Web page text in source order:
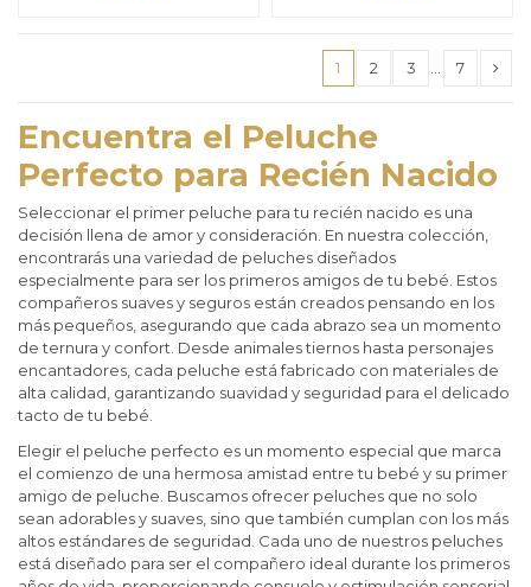
1 2 3 7
Encuentra el Peluche
Perfecto para Recién Nacido
Seleccionar el primer peluche para tu recién nacido es una
decisión llena de amor y consideración. En nuestra colección,
encontrarás una variedad de peluches diseñados
especialmente para ser los primeros amigos de tu bebé. Estos
compañeros suaves y seguros están creados pensando en los
más pequeños, asegurando que cada abrazo sea un momento
de ternura y confort. Desde animales tiernos hasta personajes
encantadores, cada peluche está fabricado con materiales de
alta calidad, garantizando suavidad y seguridad para el delicado
tacto de tu bebé.
Elegir el peluche perfecto es un momento especial que marca
el comienzo de una hermosa amistad entre tu bebé y su primer
amigo de peluche. Buscamos ofrecer peluches que no solo
sean adorables y suaves, sino que también cumplan con los más
altos estándares de seguridad. Cada uno de nuestros peluches
está diseñado para ser el compañero ideal durante los primeros